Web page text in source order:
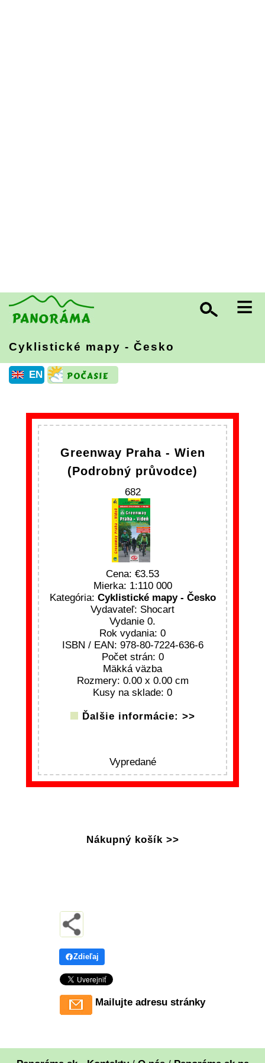
≡
Cyklistické mapy - Česko
EN
Greenway Praha - Wien
(Podrobný průvodce)
682
Cena:
3.53
Mierka: 1:110 000
Kategória: Cyklistické mapy - Česko
Vydavateľ: Shocart
Vydanie 0.
Rok vydania: 0
ISBN / EAN: 978-80-7224-636-6
Počet strán: 0
Mäkká väzba
Rozmery: 0.00 x 0.00 cm
Kusy na sklade: 0
Ďalšie informácie: >>
Vypredané
Nákupný košík >>
Zdieľaj
Mailujte adresu stránky